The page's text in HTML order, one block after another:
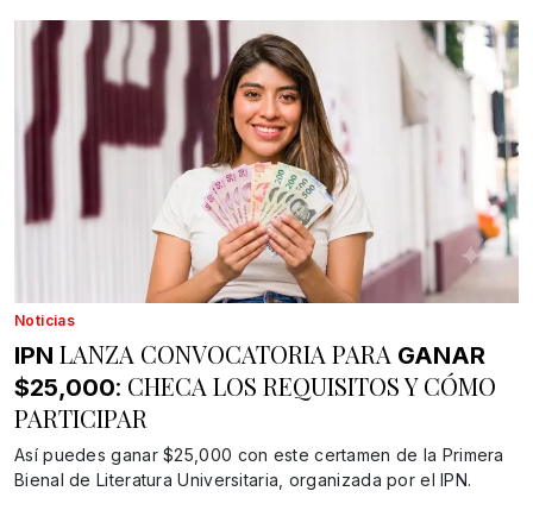
Noticias
IPN LANZA CONVOCATORIA PARA GANAR
$25,000: CHECA LOS REQUISITOS Y CÓMO
PARTICIPAR
Así puedes ganar $25,000 con este certamen de la Primera
Bienal de Literatura Universitaria, organizada por el IPN.